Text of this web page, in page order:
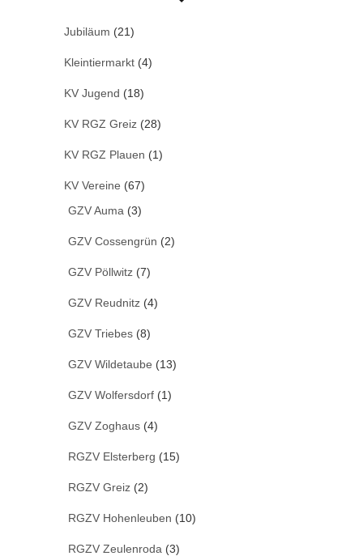
Jubiläum (21)
Kleintiermarkt (4)
KV Jugend (18)
KV RGZ Greiz (28)
KV RGZ Plauen (1)
KV Vereine (67)
GZV Auma (3)
GZV Cossengrün (2)
GZV Pöllwitz (7)
GZV Reudnitz (4)
GZV Triebes (8)
GZV Wildetaube (13)
GZV Wolfersdorf (1)
GZV Zoghaus (4)
RGZV Elsterberg (15)
RGZV Greiz (2)
RGZV Hohenleuben (10)
RGZV Zeulenroda (3)